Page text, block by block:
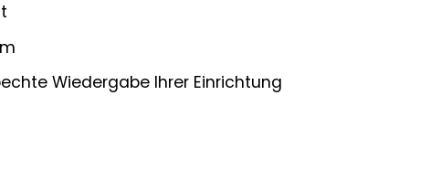
Wiedergabe Ihrer Einrichtung